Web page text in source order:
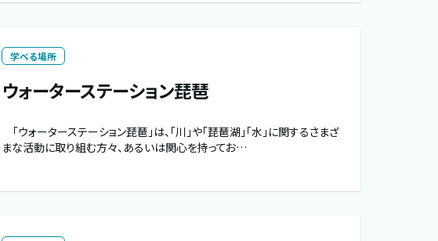
学べる場所
ウォーターステーション琵琶
「ウォーターステーション琵琶」は、「川」や「琵琶湖」「水」に関するさまざ
まな活動に取り組む方々、あるいは関心を持ってお…